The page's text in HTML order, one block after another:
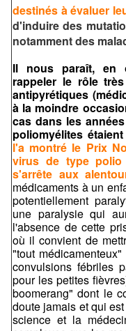
destinés à évaluer
d'induire des
notamment des
Il nous paraît, en
rappeler le rôle
antipyrétiques
à la moindre
cas dans les
poliomyélites
l'a montré le Prix
virus de type
s'arrête aux
médicaments à un
potentiellement
une paralysie qui
l'absence de cette
où il convient de
"tout
convulsions fébriles
pour les petites
boomerang" dont le
doute jamais et qui
science et la